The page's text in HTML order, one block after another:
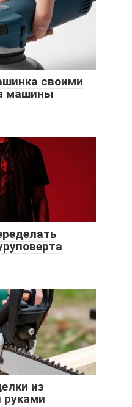
своими
машины
из
руками